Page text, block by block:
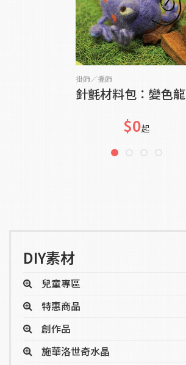
掛飾／擺飾
針氈材料包：變色龍
$0起
DIY素材
兒童專區
特惠商品
創作品
施華洛世奇水晶